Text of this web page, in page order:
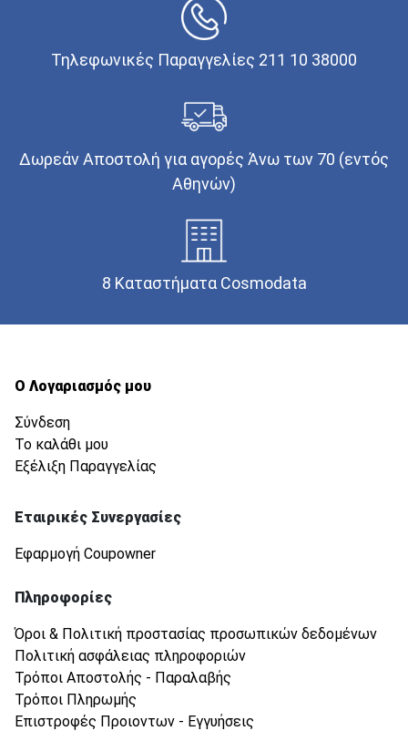
Τηλεφωνικές Παραγγελίες 211 10 38000
Δωρεάν Αποστολή για αγορές Άνω των 70 (εντός
Αθηνών)
8 Καταστήματα Cosmodata
Ο Λογαριασμός μου
Σύνδεση
Το καλάθι μου
Εξέλιξη Παραγγελίας
Εταιρικές Συνεργασίες
Εφαρμογή Coupowner
Πληροφορίες
Όροι & Πολιτική προστασίας προσωπικών δεδομένων
Πολιτική ασφάλειας πληροφοριών
Τρόποι Αποστολής - Παραλαβής
Τρόποι Πληρωμής
Επιστροφές Προιοντων - Εγγυήσεις